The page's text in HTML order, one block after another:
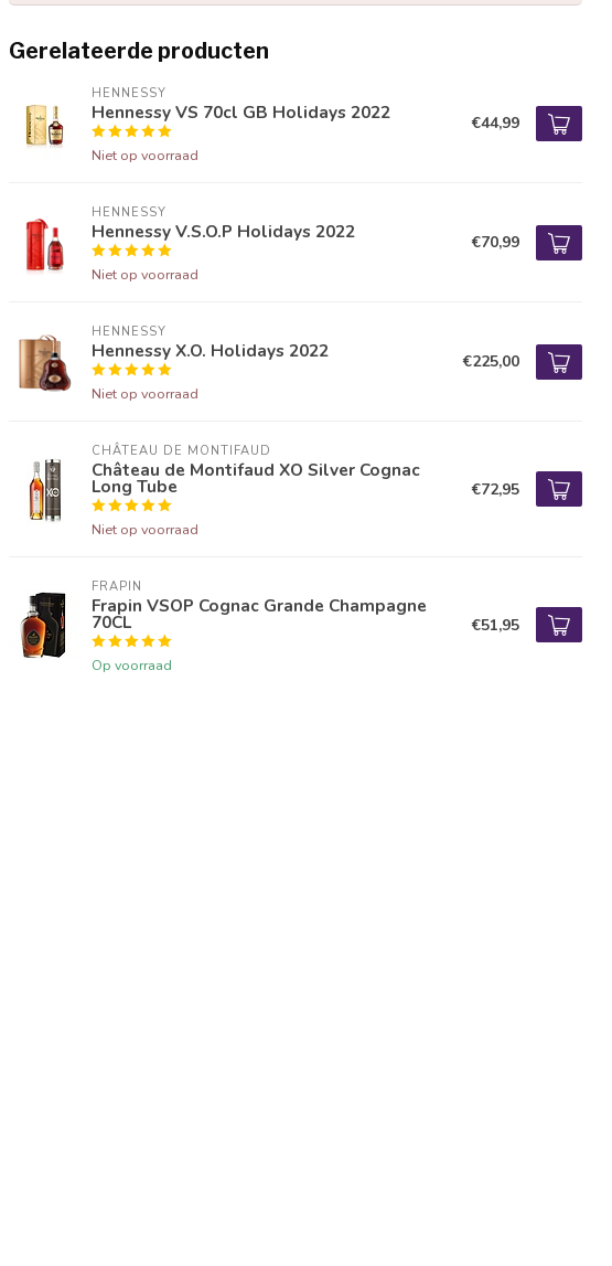
Gerelateerde producten
HENNESSY
Hennessy VS 70cl GB Holidays 2022
Niet op voorraad
€44,99
HENNESSY
Hennessy V.S.O.P Holidays 2022
Niet op voorraad
€70,99
HENNESSY
Hennessy X.O. Holidays 2022
Niet op voorraad
€225,00
CHÂTEAU DE MONTIFAUD
Château de Montifaud XO Silver Cognac
Long Tube
Niet op voorraad
€72,95
FRAPIN
Frapin VSOP Cognac Grande Champagne
70CL
Op voorraad
€51,95